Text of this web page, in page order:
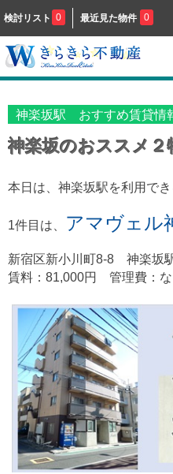
検討リスト 0 最近見た物件 0
神楽坂駅 おすすめ賃貸情
神楽坂のおススメ
本日は、神楽坂駅を利用で
1件目は、 アマヴェル
新宿区新小川町8-8 神楽
賃料：81,000円 管理費：な